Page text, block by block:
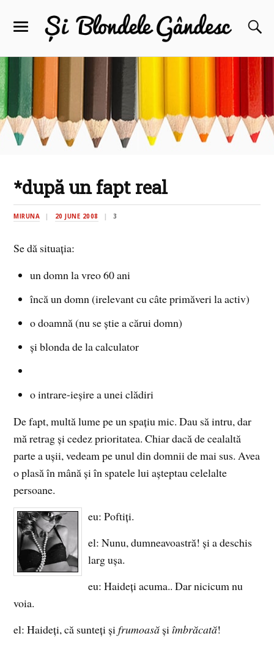
*după un fapt real
MIRUNA 20 JUNE 2008 3
Se dă situaţia:
un domn la vreo 60 ani
încă un domn (irelevant cu câte primăveri la activ)
o doamnă (nu se ştie a cărui domn)
şi blonda de la calculator
o intrare-ieşire a unei clădiri
De fapt, multă lume pe un spaţiu mic. Dau să intru, dar
mă retrag şi cedez prioritatea. Chiar dacă de cealaltă
parte a uşii, vedeam pe unul din domnii de mai sus. Avea
o plasă în mână şi în spatele lui aşteptau celelalte
persoane.
eu: Poftiţi.
el: Nunu, dumneavoastră! şi a deschis
larg uşa.
eu: Haideţi acuma.. Dar nicicum nu
voia.
el: Haideţi, că sunteţi şifrumoasă şi îmbrăcată!